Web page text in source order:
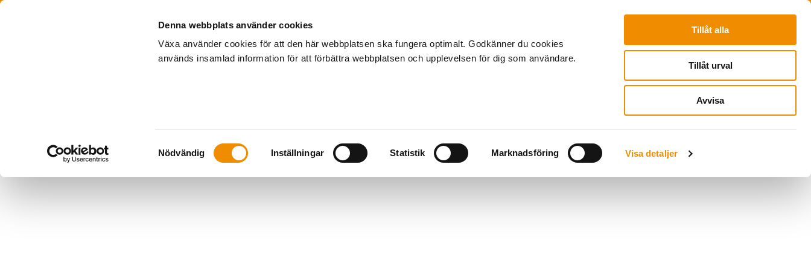
Denna webbplats använder cookies
Växa använder cookies för att den här webbplatsen ska fungera optimalt. Godkänner du cookies
används insamlad information för att förbättra webbplatsen och upplevelsen för dig som användare.
Samtyckesval
Nödvändig Inställningar Statistik Marknadsföring Visa detaljer
Tillåt alla
Tillåt urval
Avvisa